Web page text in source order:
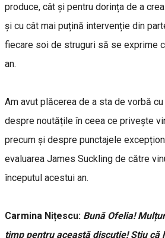
produce, cât și pentru dorința de a
și cu cât mai puțină intervenție din
fiecare soi de struguri să se exprime
an.
Am avut plăcerea de a sta de vorbă cu
despre noutățile în ceea ce privește
precum și despre punctajele
evaluarea James Suckling de către
începutul acestui an.
Carmina Nițescu: Bună Ofelia!
timp pentru această discuție! Știu că